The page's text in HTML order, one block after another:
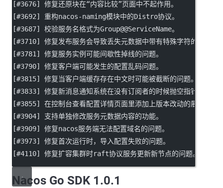
[#3676] 修复还原块在“内容比较”页面中不起作用。
[#3692] 重构nacos-naming模块中的Distro协议。
[#3687] 校验服务名格式为Group@@ServiceName。
[#3710] 修复发布服务会导致丢失元数据中带有特殊字符的问题。
[#3781] 修复服务实例可能间歇性掉线的问题。
[#3790] 修复客户端可能发生的配置乱码问题。
[#3815] 修复当客户端缓存存在中文时可能被截断的问题。
[#3833] 修复新消息通知系统在没有订阅者的时候抛空指针异常的
[#3855] 在控制台查看配置详情页面里添加上版本改动的展示。
[#3904] 支持单独修改服务元数据内容的功能。
[#3909] 修复nacos服务端无法配置域名的问题。
[#3973] 修复首次运行时，导入配置失败的问题。
[#4110] 修复扩容集群时raft协议服务更新新节点的问题。
Nacos Go SDK 1.0.1